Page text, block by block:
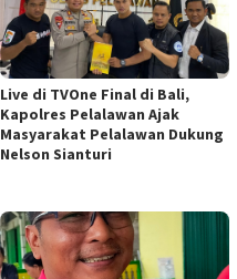
Live di TVOne Final di Bali,
Kapolres Pelalawan Ajak
Masyarakat Pelalawan Dukung
Nelson Sianturi